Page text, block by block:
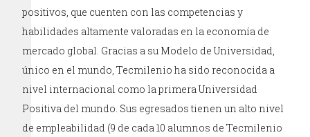
positivos, que cuenten con las competencias y
habilidades altamente valoradas en la economía de
mercado global. Gracias a su Modelo de Universidad,
único en el mundo, Tecmilenio ha sido reconocida a
nivel internacional como la primera Universidad
Positiva del mundo. Sus egresados tienen un alto nivel
de empleabilidad (9 de cada 10 alumnos de Tecmilenio